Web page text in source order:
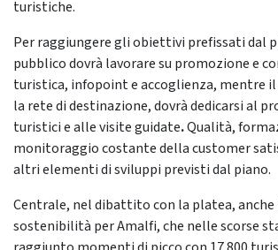
turistiche.
Per raggiungere gli obiettivi prefissati dal
pubblico dovrà lavorare su promozione e
turistica, infopoint e accoglienza, mentre
la rete di destinazione, dovrà dedicarsi al
turistici e alle visite guidate.Qualità,
monitoraggio costante della customer
altri elementi di sviluppi previsti dal piano.
Centrale, nel dibattito con la platea,
sostenibilità per Amalfi, che nelle scorse